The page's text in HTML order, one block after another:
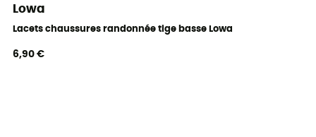
Lowa
Lacets chaussures randonnée tige basse Lowa
6,90 €